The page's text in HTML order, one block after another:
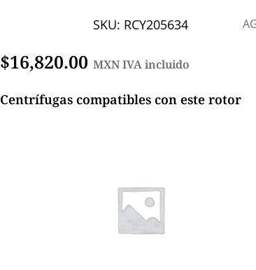
SKU: RCY205634
$16,820.00 MXN IVA incluido
Centrífugas compatibles con este rotor